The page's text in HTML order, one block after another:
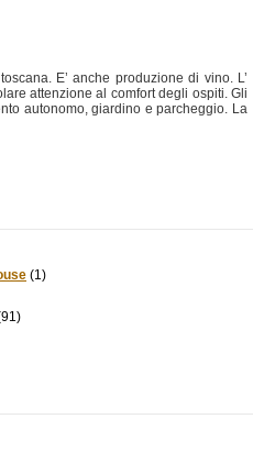
E’ anche produzione di vino. L’
attenzione al comfort degli ospiti. Gli
autonomo, giardino e parcheggio. La
(1)